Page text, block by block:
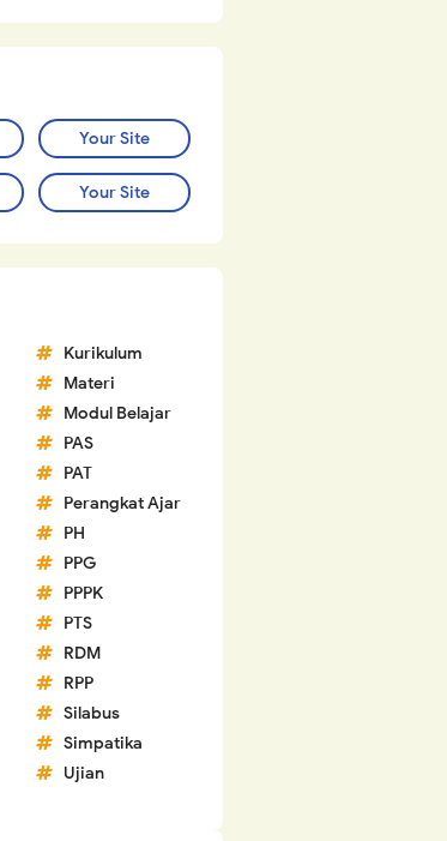
Your Site
Your Site
Kurikulum
Materi
Modul Belajar
PAS
PAT
Perangkat Ajar
PH
PPG
PPPK
PTS
RDM
RPP
Silabus
Simpatika
Ujian